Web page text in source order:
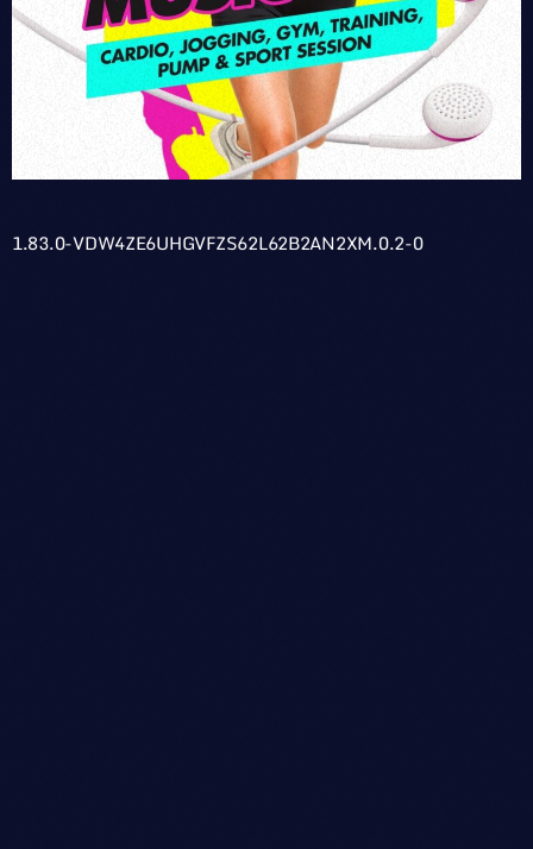
1.83.0-VDW4ZE6UHGVFZS62L62B2AN2XM.0.2-0